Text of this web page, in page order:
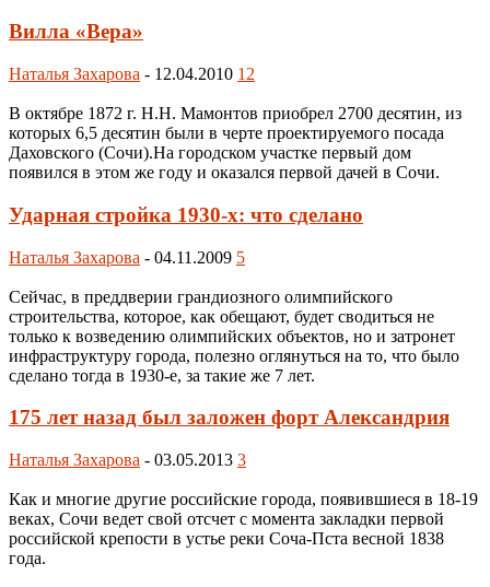
Вилла «Вера»
Наталья Захарова - 12.04.2010 12
В октябре 1872 г. Н.Н. Мамонтов приобрел 2700 десятин, из
которых 6,5 десятин были в черте проектируемого посада
Даховского (Сочи).На городском участке первый дом
появился в этом же году и оказался первой дачей в Сочи.
Ударная стройка 1930-х: что сделано
Наталья Захарова - 04.11.2009 5
Сейчас, в преддверии грандиозного олимпийского
строительства, которое, как обещают, будет сводиться не
только к возведению олимпийских объектов, но и затронет
инфраструктуру города, полезно оглянуться на то, что было
сделано тогда в 1930-е, за такие же 7 лет.
175 лет назад был заложен форт Александрия
Наталья Захарова - 03.05.2013 3
Как и многие другие российские города, появившиеся в 18-19
веках, Сочи ведет свой отсчет с момента закладки первой
российской крепости в устье реки Соча-Пста весной 1838
года.